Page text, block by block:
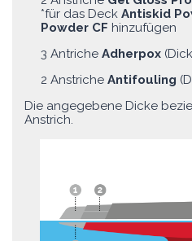
*für das Deck Antiskid
Powder CF hinzufügen
3 Antriche Adherpox
2 Anstriche Antifouling
Die angegebene Dicke
Anstrich.